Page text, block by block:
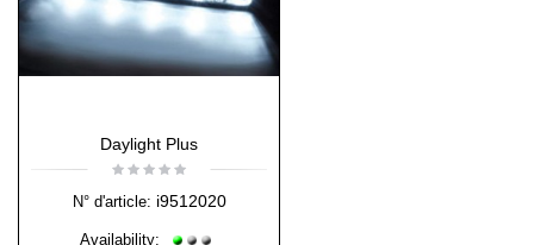
Daylight Plus
N° d'article: i9512020
Availability: